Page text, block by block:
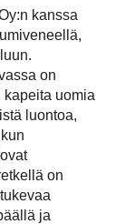
kanssa
on
kapeita uomia
luontoa,
on
ja